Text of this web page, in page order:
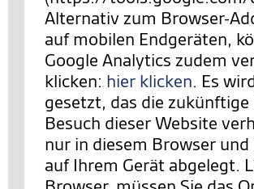
Alternativ zum Browser-
auf mobilen Endgeräten,
Google Analytics zudem
klicken: hier klicken. Es
gesetzt, das die
Besuch dieser Website
nur in diesem Browser
auf Ihrem Gerät abgelegt.